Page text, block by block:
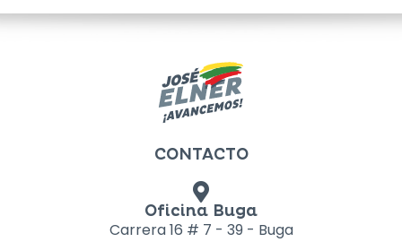
CONTACTO
Oficina Buga
Carrera 16 # 7 - 39 - Buga